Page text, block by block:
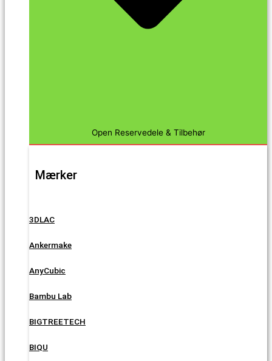
Open Reservedele & Tilbehør
Mærker
3DLAC
Ankermake
AnyCubic
Bambu Lab
BIGTREETECH
BIQU